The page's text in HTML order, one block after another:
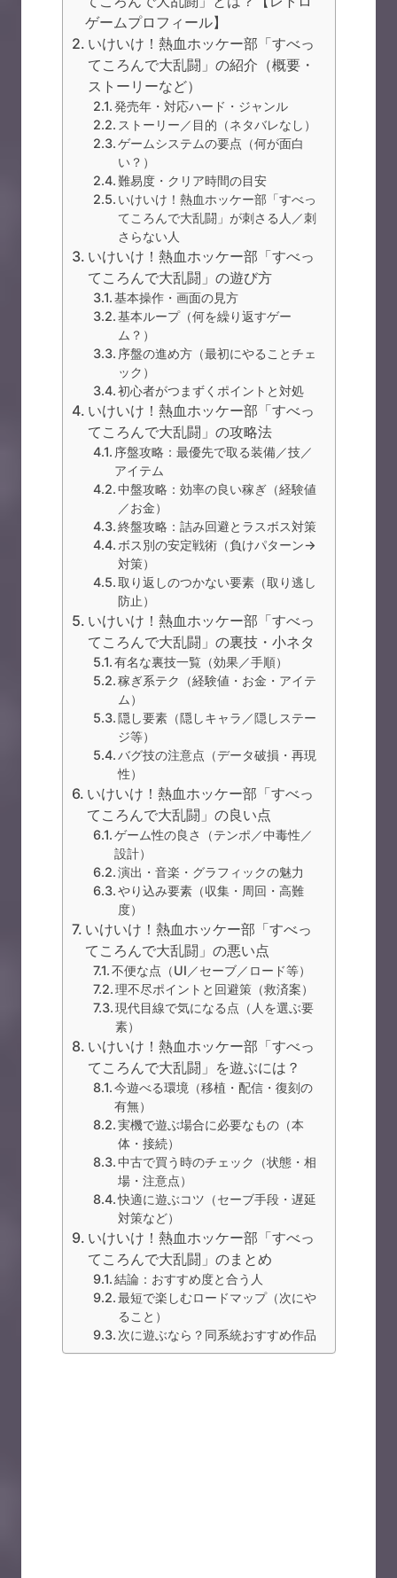
ゲームプロフィール】
いけいけ！熱血ホッケー部「すべっ
てころんで大乱闘」の紹介（概要・
ストーリーなど）
発売年・対応ハード・ジャンル
ストーリー／目的（ネタバレなし）
ゲームシステムの要点（何が面白
い？）
難易度・クリア時間の目安
いけいけ！熱血ホッケー部「すべっ
てころんで大乱闘」が刺さる人／刺
さらない人
いけいけ！熱血ホッケー部「すべっ
てころんで大乱闘」の遊び方
基本操作・画面の見方
基本ループ（何を繰り返すゲー
ム？）
序盤の進め方（最初にやることチェ
ック）
初心者がつまずくポイントと対処
いけいけ！熱血ホッケー部「すべっ
てころんで大乱闘」の攻略法
序盤攻略：最優先で取る装備／技／
アイテム
中盤攻略：効率の良い稼ぎ（経験値
／お金）
終盤攻略：詰み回避とラスボス対策
ボス別の安定戦術（負けパターン→
対策）
取り返しのつかない要素（取り逃し
防止）
いけいけ！熱血ホッケー部「すべっ
てころんで大乱闘」の裏技・小ネタ
有名な裏技一覧（効果／手順）
稼ぎ系テク（経験値・お金・アイテ
ム）
隠し要素（隠しキャラ／隠しステー
ジ等）
バグ技の注意点（データ破損・再現
性）
いけいけ！熱血ホッケー部「すべっ
てころんで大乱闘」の良い点
ゲーム性の良さ（テンポ／中毒性／
設計）
演出・音楽・グラフィックの魅力
やり込み要素（収集・周回・高難
度）
いけいけ！熱血ホッケー部「すべっ
てころんで大乱闘」の悪い点
不便な点（UI／セーブ／ロード等）
理不尽ポイントと回避策（救済案）
現代目線で気になる点（人を選ぶ要
素）
いけいけ！熱血ホッケー部「すべっ
てころんで大乱闘」を遊ぶには？
今遊べる環境（移植・配信・復刻の
有無）
実機で遊ぶ場合に必要なもの（本
体・接続）
中古で買う時のチェック（状態・相
場・注意点）
快適に遊ぶコツ（セーブ手段・遅延
対策など）
いけいけ！熱血ホッケー部「すべっ
てころんで大乱闘」のまとめ
結論：おすすめ度と合う人
最短で楽しむロードマップ（次にや
ること）
次に遊ぶなら？同系統おすすめ作品